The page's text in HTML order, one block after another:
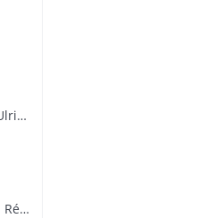
Eguisheim : les Trois Châteaux, par Redslob, Schmitt, Ulrich
Carte du ressort de la Cour d'Appel de Colmar avant la Réforme de 1959